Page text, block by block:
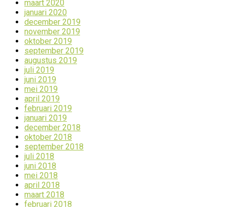
maart 2020
januari 2020
december 2019
november 2019
oktober 2019
september 2019
augustus 2019
juli 2019
juni 2019
mei 2019
april 2019
februari 2019
januari 2019
december 2018
oktober 2018
september 2018
juli 2018
juni 2018
mei 2018
april 2018
maart 2018
februari 2018